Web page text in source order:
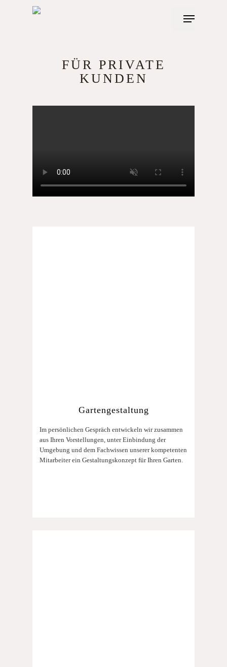
Menu
FÜR PRIVATE
KUNDEN
Gartengestaltung
Im persönlichen Gespräch entwickeln wir zusammen
aus Ihren Vorstellungen, unter Einbindung der
Umgebung und dem Fachwissen unserer kompetenten
Mitarbeiter ein Gestaltungskonzept für Ihren Garten.